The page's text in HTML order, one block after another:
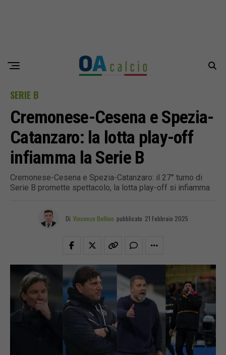
SERIE B
Cremonese-Cesena e Spezia-
Catanzaro: la lotta play-off
infiamma la Serie B
Cremonese-Cesena e Spezia-Catanzaro: il 27° turno di
Serie B promette spettacolo, la lotta play-off si infiamma
Di Vincenzo Bellino pubblicato 21 Febbraio 2025